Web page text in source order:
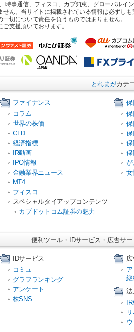
時事通信、フィスコ、カブ知恵、グローバル
ん。当サイトに掲載されている情報は必ずし
切について責任を負うものではありません。
支援頂いております。
とれまがカテ
ファイナンス
コラム
世界の株価
CFD
経済指標
IR動画
IPO情報
金融業界ニュース
MT4
フィスコ
スペシャルタイアップコンテンツ
カブドットコム証券の魅力
保
保
保
保
保
保
が
女
便利ツール・IDサービス・広告サ
IDサービス
コミュ
グラフランキング
アンケート
株SNS
広
ア
継
法